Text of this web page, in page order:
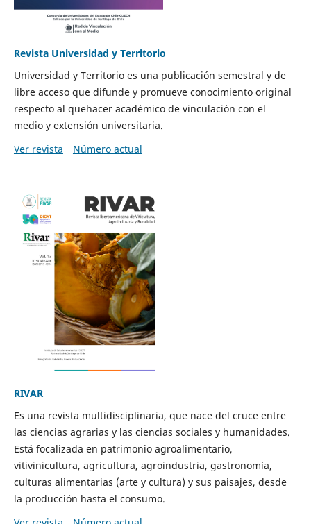
Revista Universidad y Territorio
Universidad y Territorio es una publicación semestral y de
libre acceso que difunde y promueve conocimiento original
respecto al quehacer académico de vinculación con el
medio y extensión universitaria.
Ver revista
Número actual
RIVAR
Es una revista multidisciplinaria, que nace del cruce entre
las ciencias agrarias y las ciencias sociales y humanidades.
Está focalizada en patrimonio agroalimentario,
vitivinicultura, agricultura, agroindustria, gastronomía,
culturas alimentarias (arte y cultura) y sus paisajes, desde
la producción hasta el consumo.